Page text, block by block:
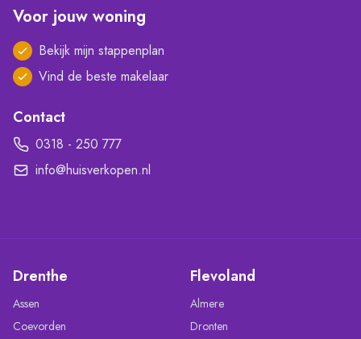
Voor jouw woning
Bekijk mijn stappenplan
Vind de beste makelaar
Contact
0318 - 250 777
info@huisverkopen.nl
Drenthe
Assen
Coevorden
Flevoland
Almere
Dronten